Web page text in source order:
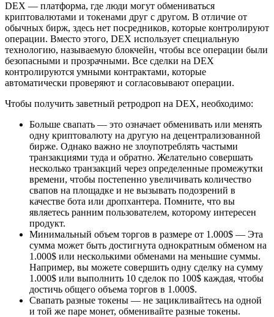
DEX — платформа, где люди могут обмениваться
криптовалютами и токенами друг с другом. В отличие от
обычных бирж, здесь нет посредников, которые контролируют
операции. Вместо этого, DEX использует специальную
технологию, называемую блокчейн, чтобы все операции были
безопасными и прозрачными. Все сделки на DEX
контролируются умными контрактами, которые
автоматически проверяют и согласовывают операции.
Чтобы получить заветный ретродроп на DEX, необходимо:
Больше свапать — это означает обменивать или менять
одну криптовалюту на другую на децентрализованной
бирже. Однако важно не злоупотреблять частыми
транзакциями туда и обратно. Желательно совершать
несколько транзакций через определенные промежутки
времени, чтобы постепенно увеличивать количество
свапов на площадке и не вызывать подозрений в
качестве бота или дропхантера. Помните, что вы
являетесь ранним пользователем, которому интересен
продукт.
Минимальный объем торгов в размере от 1.000$ — Эта
сумма может быть достигнута однократным обменом на
1.000$ или несколькими обменами на меньшие суммы.
Например, вы можете совершить одну сделку на сумму
1.000$ или выполнить 10 сделок по 100$ каждая, чтобы
достичь общего объема торгов в 1.000$.
Свапать разные токены — не зацикливайтесь на одной
и той же паре монет, обменивайте разные токены.